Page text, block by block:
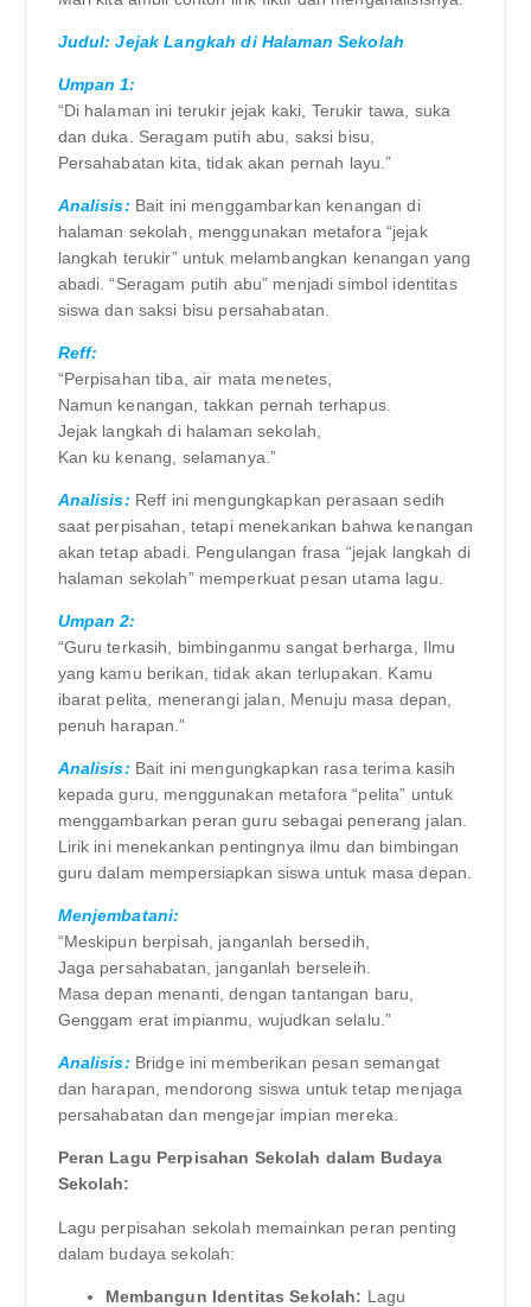
Judul: Jejak Langkah di Halaman Sekolah
Umpan 1:
“Di halaman ini terukir jejak kaki, Terukir tawa, suka
dan duka. Seragam putih abu, saksi bisu,
Persahabatan kita, tidak akan pernah layu.”
Analisis: Bait ini menggambarkan kenangan di
halaman sekolah, menggunakan metafora “jejak
langkah terukir” untuk melambangkan kenangan yang
abadi. “Seragam putih abu” menjadi simbol identitas
siswa dan saksi bisu persahabatan.
Reff:
“Perpisahan tiba, air mata menetes,
Namun kenangan, takkan pernah terhapus.
Jejak langkah di halaman sekolah,
Kan ku kenang, selamanya.”
Analisis: Reff ini mengungkapkan perasaan sedih
saat perpisahan, tetapi menekankan bahwa kenangan
akan tetap abadi. Pengulangan frasa “jejak langkah di
halaman sekolah” memperkuat pesan utama lagu.
Umpan 2:
“Guru terkasih, bimbinganmu sangat berharga, Ilmu
yang kamu berikan, tidak akan terlupakan. Kamu
ibarat pelita, menerangi jalan, Menuju masa depan,
penuh harapan.”
Analisis: Bait ini mengungkapkan rasa terima kasih
kepada guru, menggunakan metafora “pelita” untuk
menggambarkan peran guru sebagai penerang jalan.
Lirik ini menekankan pentingnya ilmu dan bimbingan
guru dalam mempersiapkan siswa untuk masa depan.
Menjembatani:
“Meskipun berpisah, janganlah bersedih,
Jaga persahabatan, janganlah berseleih.
Masa depan menanti, dengan tantangan baru,
Genggam erat impianmu, wujudkan selalu.”
Analisis: Bridge ini memberikan pesan semangat
dan harapan, mendorong siswa untuk tetap menjaga
persahabatan dan mengejar impian mereka.
Peran Lagu Perpisahan Sekolah dalam Budaya
Sekolah:
Lagu perpisahan sekolah memainkan peran penting
dalam budaya sekolah:
Membangun Identitas Sekolah: Lagu